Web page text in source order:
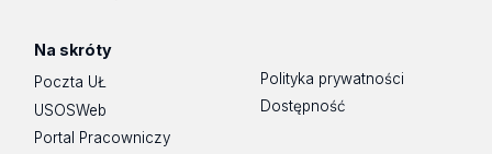
Na skróty
Poczta UŁ
USOSWeb
Portal Pracowniczy
Polityka prywatności
Dostępność